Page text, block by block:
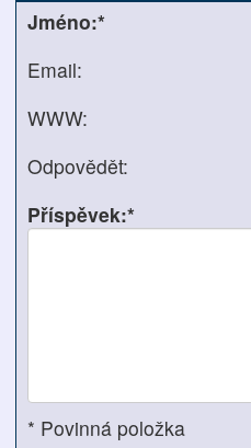
Jméno:*
Email:
WWW:
Odpovědět:
Příspěvek:*
* Povinná položka